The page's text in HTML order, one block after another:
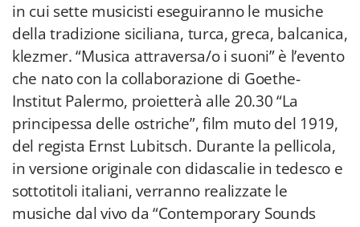
in cui sette musicisti eseguiranno le musiche
della tradizione siciliana, turca, greca, balcanica,
klezmer. “Musica attraversa/o i suoni” è l’evento
che nato con la collaborazione di Goethe-
Institut Palermo, proietterà alle 20.30 “La
principessa delle ostriche”, film muto del 1919,
del regista Ernst Lubitsch. Durante la pellicola,
in versione originale con didascalie in tedesco e
sottotitoli italiani, verranno realizzate le
musiche dal vivo da “Contemporary Sounds